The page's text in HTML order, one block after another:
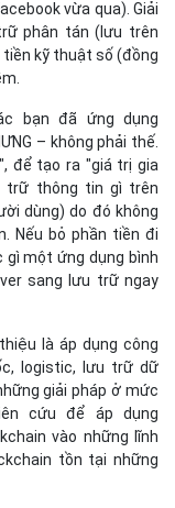
gì một ứng dụng bình
sang lưu trữ ngay
là áp dụng công
logistic, lưu trữ dữ
giải pháp ở mức
cứu để áp dụng
vào những lĩnh
tồn tại những
mãi mãi
như là một ưu
thể thấy đây là giá
mã hóa. Nhưng, nếu
tin mãi mãi không ?
trước mình đã ăn cái